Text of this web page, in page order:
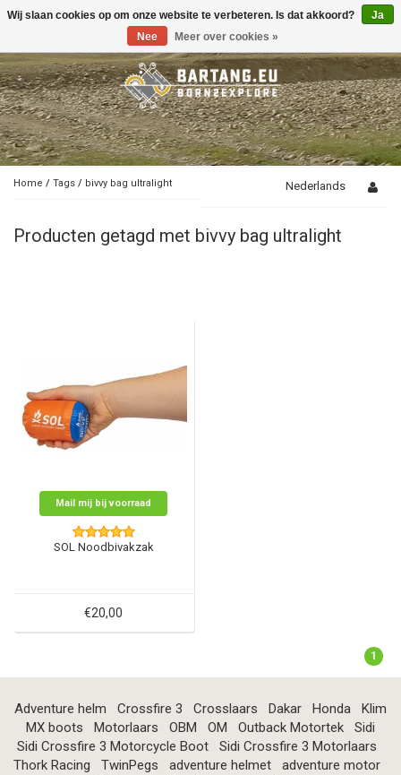
Toggle
Home / Tags / bivvy bag ultralight Nederlands
Producten getagd met bivvy bag ultralight
Mail mij bij voorraad
SOL Noodbivakzak
€20,00
1
Adventure helm Crossfire 3 Crosslaars Dakar Honda
Klim
MX boots
Motorlaars OBM OM Outback Motortek
Sidi
Sidi Crossfire 3 Motorcycle Boot
Sidi Crossfire 3 Motorlaars
Thork Racing
TwinPegs adventure helmet
adventure motor
Wij slaan cookies op om onze website te verbeteren. Is dat akkoord?
Ja
Nee
Meer over cookies »